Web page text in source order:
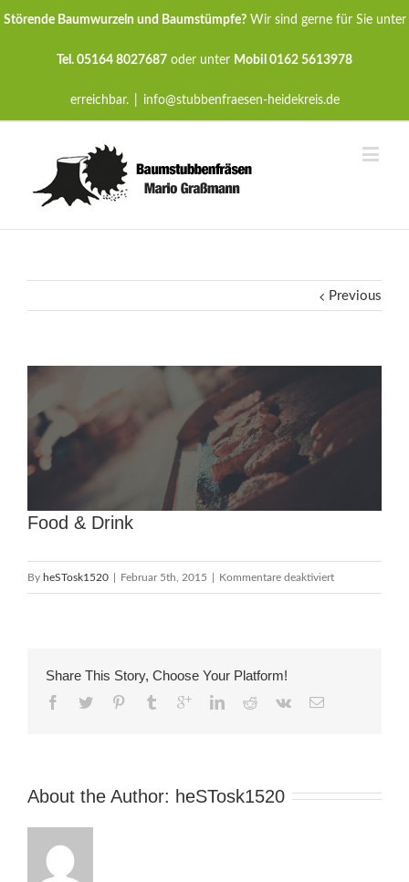
Störende Baumwurzeln und Baumstümpfe?Wir sind gerne für Sie unter
Tel. 05164 8027687 oder unter Mobil 0162 5613978
erreichbar. info@stubbenfraesen-heidekreis.de
Previous
Food & Drink
By heSTosk1520 Februar 5th, 2015 Kommentare deaktiviertfür
Share This Story, Choose Your Platform!
About the Author: heSTosk1520